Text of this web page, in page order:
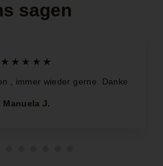
sagen
★★★★★
, immer wieder gerne. Danke
Manuela J.